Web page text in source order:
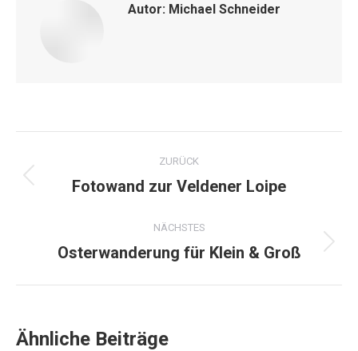
Autor: Michael Schneider
Kommentarnavigation
ZURÜCK
Vorheriger
Fotowand zur Veldener Loipe
NÄCHSTES
Nächster
Osterwanderung für Klein & Groß
Ähnliche Beiträge